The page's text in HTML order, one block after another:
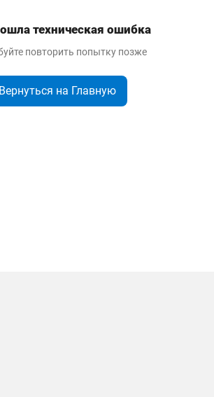
техническая ошибка
повторить попытку позже
Вернуться на Главную